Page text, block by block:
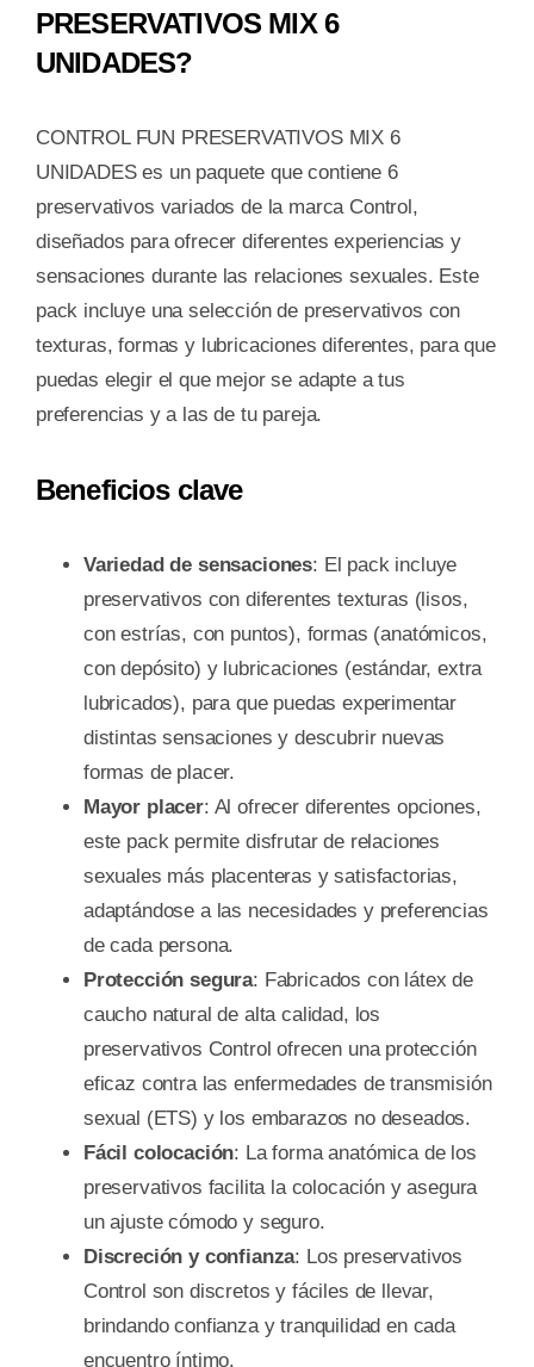
PRESERVATIVOS MIX 6
UNIDADES?
CONTROL FUN PRESERVATIVOS MIX 6
UNIDADES es un paquete que contiene 6
preservativos variados de la marca Control,
diseñados para ofrecer diferentes experiencias y
sensaciones durante las relaciones sexuales. Este
pack incluye una selección de preservativos con
texturas, formas y lubricaciones diferentes, para que
puedas elegir el que mejor se adapte a tus
preferencias y a las de tu pareja.
Beneficios clave
Variedad de sensaciones: El pack incluye
preservativos con diferentes texturas (lisos,
con estrías, con puntos), formas (anatómicos,
con depósito) y lubricaciones (estándar, extra
lubricados), para que puedas experimentar
distintas sensaciones y descubrir nuevas
formas de placer.
Mayor placer: Al ofrecer diferentes opciones,
este pack permite disfrutar de relaciones
sexuales más placenteras y satisfactorias,
adaptándose a las necesidades y preferencias
de cada persona.
Protección segura: Fabricados con látex de
caucho natural de alta calidad, los
preservativos Control ofrecen una protección
eficaz contra las enfermedades de transmisión
sexual (ETS) y los embarazos no deseados.
Fácil colocación: La forma anatómica de los
preservativos facilita la colocación y asegura
un ajuste cómodo y seguro.
Discreción y confianza: Los preservativos
Control son discretos y fáciles de llevar,
brindando confianza y tranquilidad en cada
encuentro íntimo.